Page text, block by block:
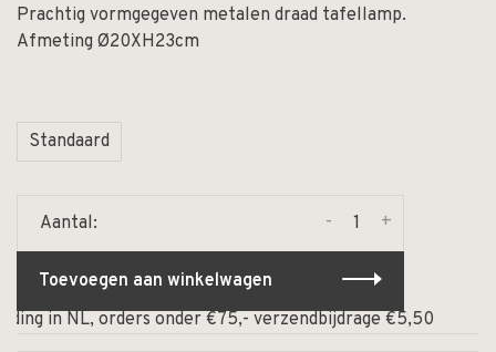
Prachtig vormgegeven metalen draad tafellamp.
Afmeting Ø20XH23cm
Standaard
Aantal: +
-
Toevoegen aan winkelwagen
in NL, orders onder €75,- verzendbijdrage €5,50